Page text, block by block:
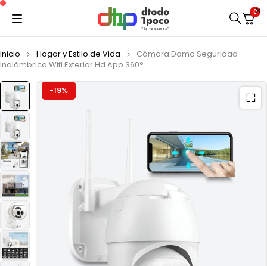
0
Inicio Hogar y Estilo de Vida
Cámara Domo Seguridad
Inalámbrica Wifi Exterior Hd App 360°
-19%